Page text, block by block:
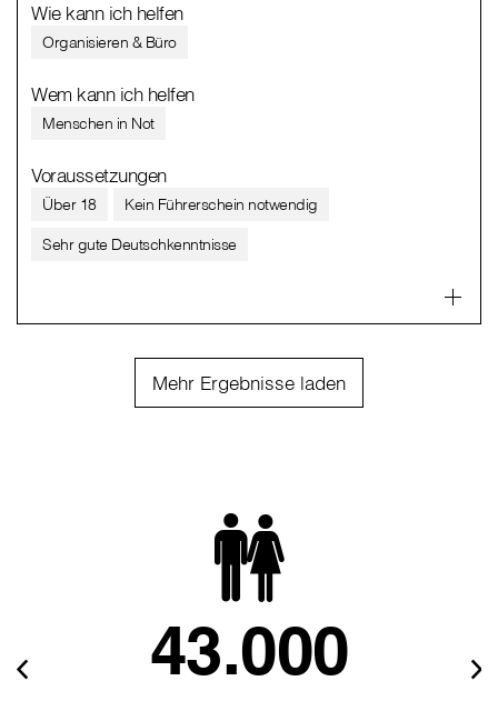
Wie kann ich helfen
Organisieren & Büro
Wem kann ich helfen
Menschen in Not
Voraussetzungen
Über 18
Kein Führerschein notwendig
Sehr gute Deutschkenntnisse
Mehr Ergebnisse laden
43.000